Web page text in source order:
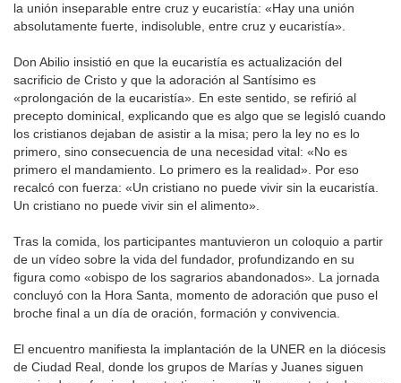
la unión inseparable entre cruz y eucaristía: «Hay una unión
absolutamente fuerte, indisoluble, entre cruz y eucaristía».
Don Abilio insistió en que la eucaristía es actualización del
sacrificio de Cristo y que la adoración al Santísimo es
«prolongación de la eucaristía». En este sentido, se refirió al
precepto dominical, explicando que es algo que se legisló cuando
los cristianos dejaban de asistir a la misa; pero la ley no es lo
primero, sino consecuencia de una necesidad vital: «No es
primero el mandamiento. Lo primero es la realidad». Por eso
recalcó con fuerza: «Un cristiano no puede vivir sin la eucaristía.
Un cristiano no puede vivir sin el alimento».
Tras la comida, los participantes mantuvieron un coloquio a partir
de un vídeo sobre la vida del fundador, profundizando en su
figura como «obispo de los sagrarios abandonados». La jornada
concluyó con la Hora Santa, momento de adoración que puso el
broche final a un día de oración, formación y convivencia.
El encuentro manifiesta la implantación de la UNER en la diócesis
de Ciudad Real, donde los grupos de Marías y Juanes siguen